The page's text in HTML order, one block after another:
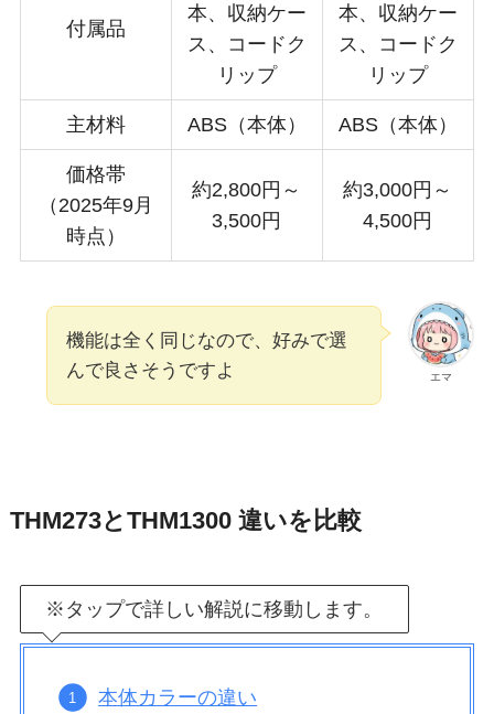
付属品
本、収納ケー
ス、コードク
リップ
本、収納ケー
ス、コードク
リップ
主材料 ABS（本体） ABS（本体）
価格帯
（2025年9月
時点）
約2,800円～
3,500円
約3,000円～
4,500円
エマ
機能は全く同じなので、好みで選
んで良さそうですよ
THM273とTHM1300 違いを比較
※タップで詳しい解説に移動します。
本体カラーの違い